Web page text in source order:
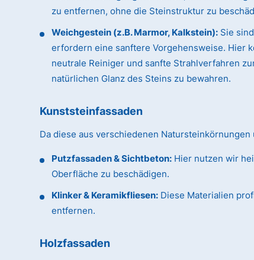
zu entfernen, ohne die Steinstruktur zu
Weichgestein (z.B. Marmor, Kalkstein): Sie
erfordern eine sanftere Vorgehensweise. Hier
neutrale Reiniger und sanfte Strahlverfahren
natürlichen Glanz des Steins zu bewahren.
Kunststeinfassaden
Da diese aus verschiedenen
Putzfassaden & Sichtbeton: Hier nutzen wir
Oberfläche zu beschädigen.
Klinker & Keramikfliesen: Diese Materialien
entfernen.
Holzfassaden